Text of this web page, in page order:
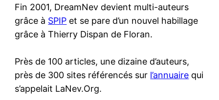
Fin 2001, DreamNev devient multi-auteurs
grâce à SPIP et se pare d’un nouvel habillage
grâce à Thierry Dispan de Floran.
Près de 100 articles, une dizaine d’auteurs,
près de 300 sites référencés sur l’annuaire qui
s’appelait LaNev.Org.